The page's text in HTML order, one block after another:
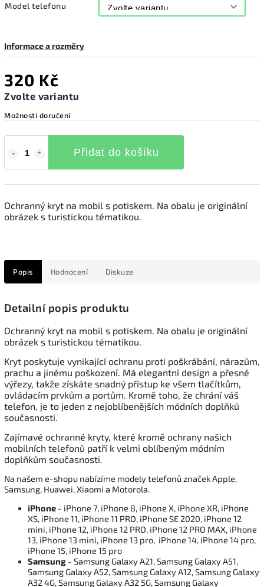
Model telefonu
Informace a rozměry
320 Kč
Zvolte variantu
Možnosti doručení
Přidat do košíku
Ochranný kryt na mobil s potiskem. Na obalu je originální
obrázek s turistickou tématikou.
Popis Hodnocení Diskuze
Detailní popis produktu
Ochranný kryt na mobil s potiskem. Na obalu je originální
obrázek s turistickou tématikou.
Kryt poskytuje vynikající ochranu proti poškrábání, nárazům,
prachu a jinému poškození. Má elegantní design a přesné
výřezy, takže získáte snadný přístup ke všem tlačítkům,
ovládacím prvkům a portům. Kromě toho, že chrání váš
telefon, je to jeden z nejoblíbenějších módních doplňků
současnosti.
Zajímavé ochranné kryty, které kromě ochrany našich
mobilních telefonů patří k velmi oblíbeným módním
doplňkům současnosti.
Na našem e-shopu nabízíme modely telefonů značek Apple,
Samsung, Huawei, Xiaomi a Motorola.
iPhone - iPhone 7, iPhone 8, iPhone X, iPhone XR, iPhone
XS, iPhone 11, iPhone 11 PRO, iPhone SE 2020, iPhone 12
mini, iPhone 12, iPhone 12 PRO, iPhone 12 PRO MAX, iPhone
13, iPhone 13 mini, iPhone 13 pro, iPhone 14, iPhone 14 pro,
iPhone 15, iPhone 15 pro
Samsung - Samsung Galaxy A21, Samsung Galaxy A51,
Samsung Galaxy A52, Samsung Galaxy A12, Samsung Galaxy
A32 4G, Samsung Galaxy A32 5G, Samsung Galaxy